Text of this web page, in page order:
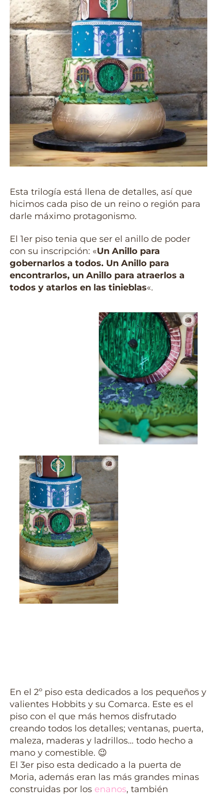
Esta trilogía está llena de detalles, así que
hicimos cada piso de un reino o región para
darle máximo protagonismo.
El 1er piso tenia que ser el anillo de poder
con su inscripción: «Un Anillo para
gobernarlos a todos. Un Anillo para
encontrarlos, un Anillo para atraerlos a
todos y atarlos en las tinieblas«.
En el 2º piso esta dedicados a los pequeños y
valientes Hobbits y su Comarca. Este es el
piso con el que más hemos disfrutado
creando todos los detalles; ventanas, puerta,
maleza, maderas y ladrillos… todo hecho a
mano y comestible. 😉
El 3er piso esta dedicado a la puerta de
Moria, además eran las más grandes minas
construidas por los enanos, también